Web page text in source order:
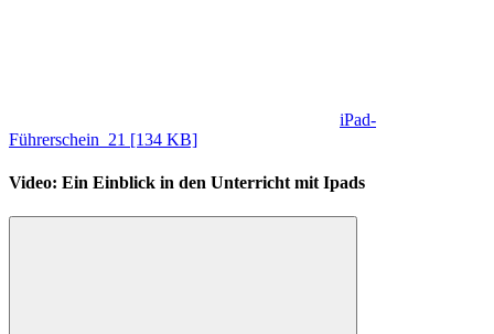
iPad-
Führerschein_21 [134 KB]
Video: Ein Einblick in den Unterricht mit Ipads